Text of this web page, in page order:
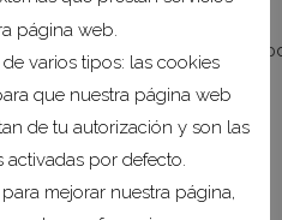
en:
eventos/
página web.
varios tipos: las cookies
que nuestra página web
de tu autorización y son las
activadas por defecto.
mejorar nuestra página,